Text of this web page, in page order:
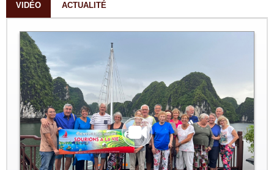
VIDÉO ACTUALITÉ